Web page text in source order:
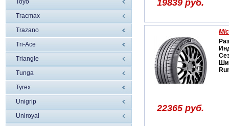
Toyo
Tracmax
Trazano
Tri-Ace
Triangle
Tunga
Tyrex
Unigrip
Uniroyal
19839 руб.
22365 руб.